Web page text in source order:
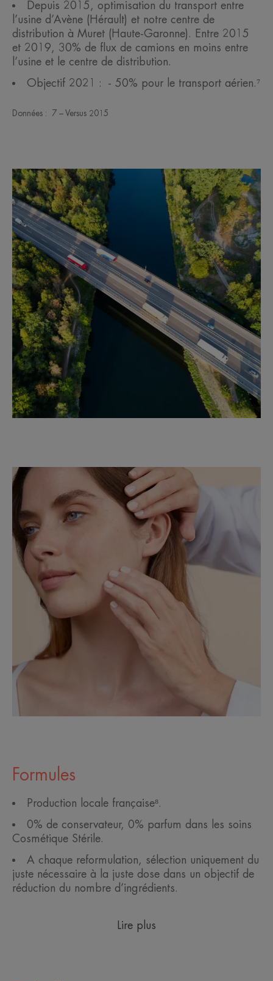
Depuis 2015, optimisation du transport entre
l’usine d’Avène (Hérault) et notre centre de
distribution à Muret (Haute-Garonne). Entre 2015
et 2019, 30% de flux de camions en moins entre
l’usine et le centre de distribution.
Objectif 2021 : - 50% pour le transport aérien.⁷
Données : 7 – Versus 2015
Formules
Production locale française⁸.
0% de conservateur, 0% parfum dans les soins
Cosmétique Stérile.
A chaque reformulation, sélection uniquement du
juste nécessaire à la juste dose dans un objectif de
réduction du nombre d’ingrédients.
Lire plus